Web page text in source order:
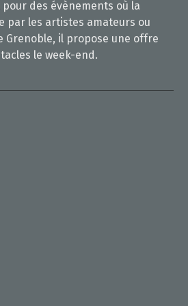
des évènements où la
par les artistes amateurs ou
Grenoble, il propose une offre
le week-end.